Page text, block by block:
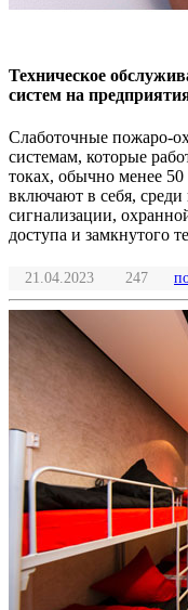
Техническое
систем на
Слаботочные пожаро-
системам, которые
токах, обычно менее
включают в себя,
сигнализации,
доступа и замкнутого
21.04.2023 247